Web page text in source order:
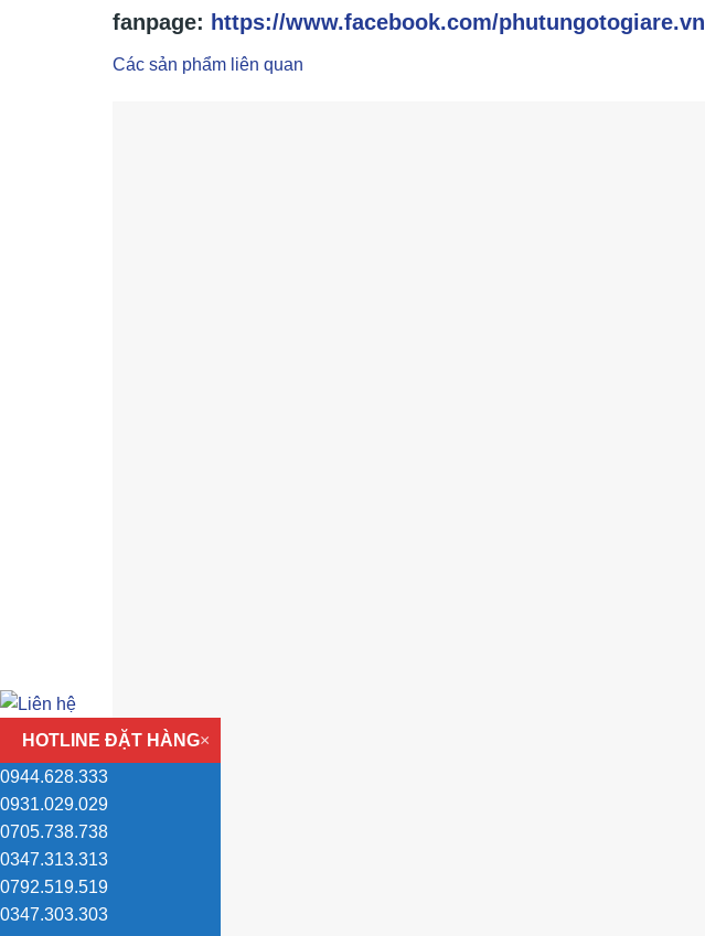
fanpage: https://www.facebook.com/phutungotogiare.vn
Các sản phẩm liên quan
HOTLINE ĐẶT HÀNG×
0944.628.333
0931.029.029
0705.738.738
0347.313.313
0792.519.519
0347.303.303